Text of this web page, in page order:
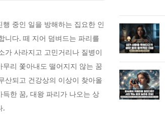
중인 일을 방해하는 집요한 인
니다. 떼 지어 덤벼드는 파리를
가 사라지고 고민거리나 질병이
리 쫓아내도 떨어지지 않는 꿈
산되고 건강상의 이상이 찾아올
한 꿈, 대왕 파리가 나오는 상
.